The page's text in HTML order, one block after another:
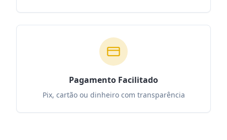
Pagamento Facilitado
Pix, cartão ou dinheiro com transparência